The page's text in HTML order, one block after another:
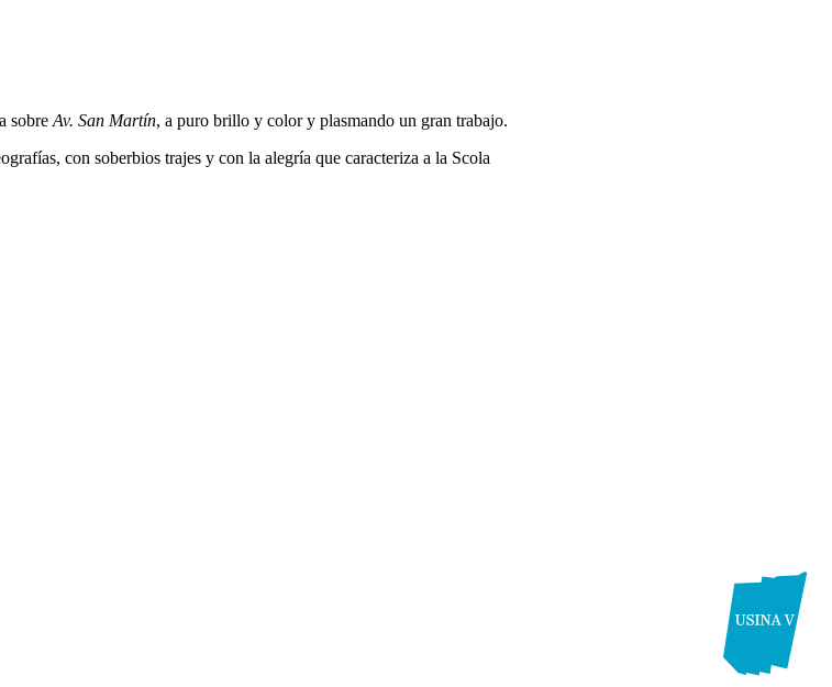
sobre Av. San Martín, a puro brillo y color y plasmando un gran trabajo.
con soberbios trajes y con la alegría que caracteriza a la Scola